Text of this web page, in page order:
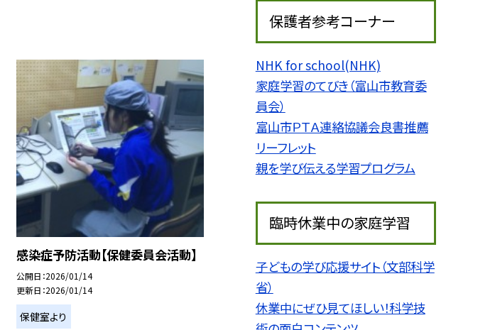
感染症予防活動【保健委員会活動】
公開日 2026/01/14
更新日 2026/01/14
保健室より
保護者参考コーナー
NHK for school(NHK)
家庭学習のてびき（富山市教育委
員会）
富山市ＰＴＡ連絡協議会良書推薦
リーフレット
親を学び伝える学習プログラム
臨時休業中の家庭学習
子どもの学び応援サイト（文部科学
省）
休業中にぜひ見てほしい！科学技